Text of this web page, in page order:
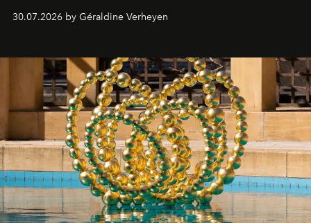
30.07.2026 by Géraldine Verheyen